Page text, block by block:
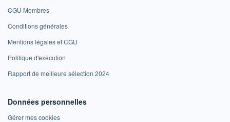
CGU Membres
Conditions générales
Mentions légales et CGU
Politique d'exécution
Rapport de meilleure sélection 2024
Données personnelles
Gérer mes cookies